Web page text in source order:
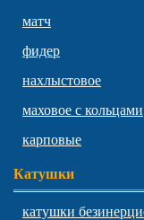
матч
фидер
нахлыстовое
маховое с кольцами
карповые
Катушки
катушки